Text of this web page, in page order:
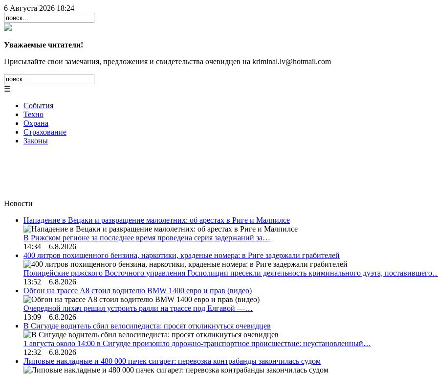
6 Августа 2026 18:24
Уважаемые читатели!
Присылайте свои замечания, предложения и свидетельства очевидцев на kriminal.lv@hotmail.com
☰
События
Техно
Охрана
Страхование
Законы
Новости
Нападение в Вецаки и развращение малолетних: об арестах в Риге и Малпилсе
В Рижском регионе за последнее время проведена серия задержаний за…
14:34 6.8.2026
400 литров похищенного бензина, наркотики, краденые номера: в Риге задержали грабителей
Полицейские рижского Восточного управления Госполиции пресекли деятельность криминального дуэта,
13:52 6.8.2026
Обгон на трассе А8 стоил водителю BMW 1400 евро и прав (видео)
Очередной лихач решил устроить ралли на трассе под Елгавой —…
13:09 6.8.2026
В Сигулде водитель сбил велосипедиста: просят откликнуться очевидцев
1 августа около 14:00 в Сигулде произошло дорожно-транспортное происшествие: неустановленный…
12:32 6.8.2026
Липовые накладные и 480 000 пачек сигарет: перевозка контрабанды закончилась судом